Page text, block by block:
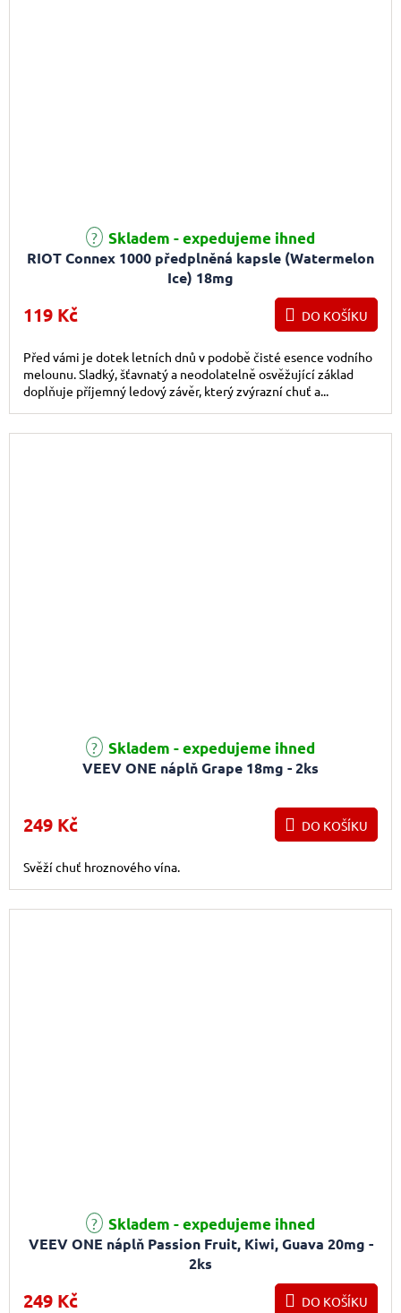
RIOT Connex 1000 předplněná kapsle (Watermelon
Ice) 18mg
Skladem - expedujeme ihned
119 Kč DO KOŠÍKU
Před vámi je dotek letních dnů v podobě čisté esence vodního
melounu. Sladký, šťavnatý a neodolatelně osvěžující základ
doplňuje příjemný ledový závěr, který zvýrazní chuť a...
VEEV ONE náplň Grape 18mg - 2ks
Skladem - expedujeme ihned
249 Kč DO KOŠÍKU
Svěží chuť hroznového vína.
VEEV ONE náplň Passion Fruit, Kiwi, Guava 20mg -
2ks
Skladem - expedujeme ihned
249 Kč DO KOŠÍKU